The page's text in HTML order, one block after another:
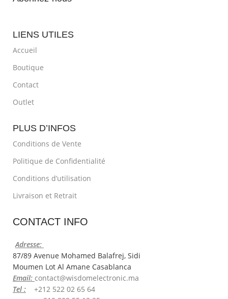
LIENS UTILES
Accueil
Boutique
Contact
Outlet
PLUS D’INFOS
Conditions de Vente
Politique de Confidentialité
Conditions d’utilisation
Livraison et Retrait
CONTACT INFO
Adresse:
87/89 Avenue Mohamed Balafrej, Sidi
Moumen Lot Al Amane Casablanca
Email: contact@wisdomelectronic.ma
Tel : +212 522 02 65 64